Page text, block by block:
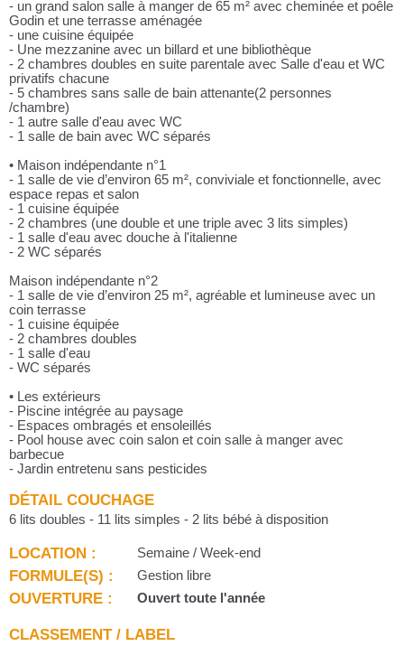
- un grand salon salle à manger de 65 m² avec cheminée et poêle
Godin et une terrasse aménagée
- une cuisine équipée
- Une mezzanine avec un billard et une bibliothèque
- 2 chambres doubles en suite parentale avec Salle d'eau et WC
privatifs chacune
- 5 chambres sans salle de bain attenante(2 personnes
/chambre)
- 1 autre salle d'eau avec WC
- 1 salle de bain avec WC séparés
• Maison indépendante n°1
- 1 salle de vie d’environ 65 m², conviviale et fonctionnelle, avec
espace repas et salon
- 1 cuisine équipée
- 2 chambres (une double et une triple avec 3 lits simples)
- 1 salle d'eau avec douche à l'italienne
- 2 WC séparés
Maison indépendante n°2
- 1 salle de vie d’environ 25 m², agréable et lumineuse avec un
coin terrasse
- 1 cuisine équipée
- 2 chambres doubles
- 1 salle d'eau
- WC séparés
• Les extérieurs
- Piscine intégrée au paysage
- Espaces ombragés et ensoleillés
- Pool house avec coin salon et coin salle à manger avec
barbecue
- Jardin entretenu sans pesticides
DÉTAIL COUCHAGE
6 lits doubles - 11 lits simples - 2 lits bébé à disposition
LOCATION : Semaine / Week-end
FORMULE(S) : Gestion libre
OUVERTURE : Ouvert toute l'année
CLASSEMENT / LABEL